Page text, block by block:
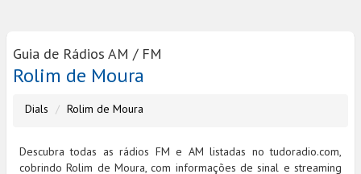
Guia de Rádios AM / FM
Rolim de Moura
Dials Rolim de Moura
Descubra todas as rádios FM e AM listadas no tudoradio.com,
cobrindo Rolim de Moura, com informações de sinal e streaming